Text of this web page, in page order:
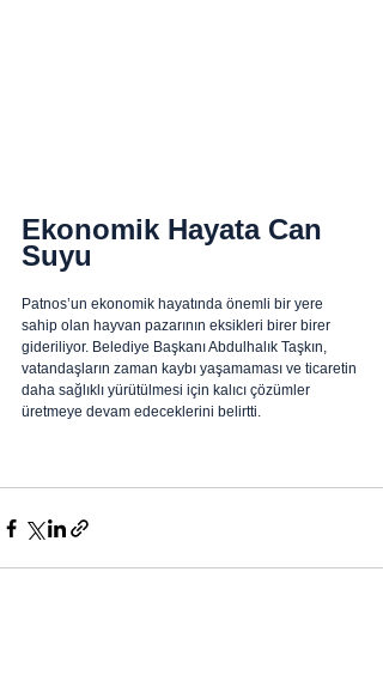
Ekonomik Hayata Can
Suyu
Patnos’un ekonomik hayatında önemli bir yere
sahip olan hayvan pazarının eksikleri birer birer
gideriliyor. Belediye Başkanı Abdulhalık Taşkın,
vatandaşların zaman kaybı yaşamaması ve ticaretin
daha sağlıklı yürütülmesi için kalıcı çözümler
üretmeye devam edeceklerini belirtti.